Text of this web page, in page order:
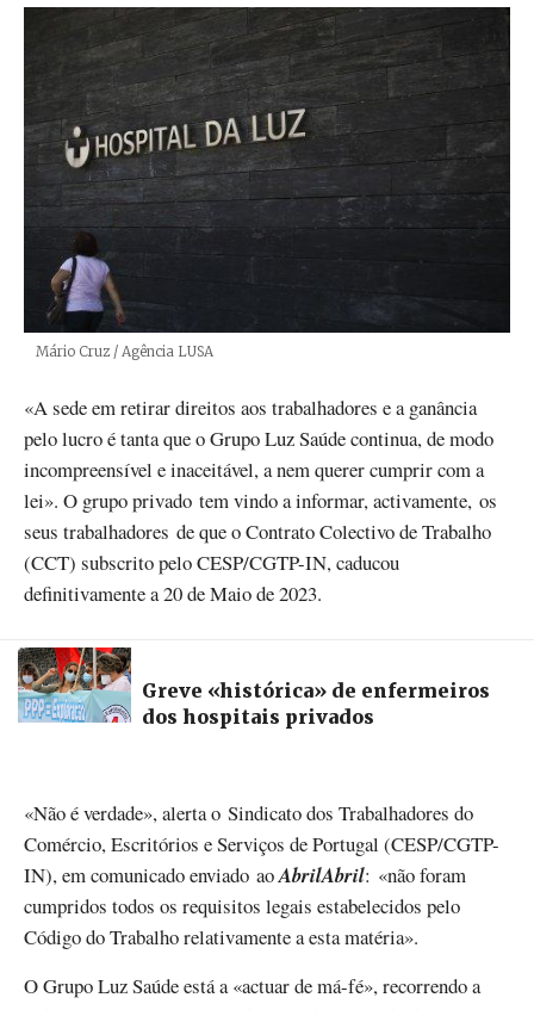
Créditos
Mário Cruz / Agência LUSA
«A sede em retirar direitos aos trabalhadores e a ganância
pelo lucro é tanta que o Grupo Luz Saúde continua, de modo
incompreensível e inaceitável, a nem querer cumprir com a
lei». O grupo privado tem vindo a informar, activamente, os
seus trabalhadores de que o Contrato Colectivo de Trabalho
(CCT) subscrito pelo CESP/CGTP-IN, caducou
definitivamente a 20 de Maio de 2023.
Greve «histórica» de enfermeiros
dos hospitais privados
«Não é verdade», alerta o Sindicato dos Trabalhadores do
Comércio, Escritórios e Serviços de Portugal (CESP/CGTP-
IN), em comunicado enviado aoAbrilAbril: «não foram
cumpridos todos os requisitos legais estabelecidos pelo
Código do Trabalho relativamente a esta matéria».
O Grupo Luz Saúde está a «actuar de má-fé», recorrendo a